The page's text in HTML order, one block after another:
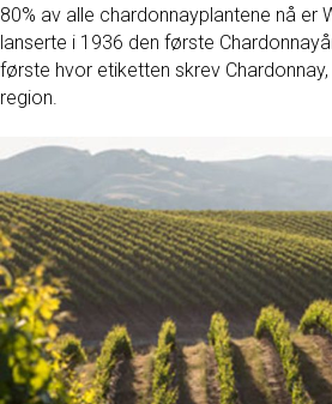
80% av alle chardonnayplantene nå er
lanserte i 1936 den første
første hvor etiketten skrev
region.